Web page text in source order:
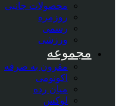
محصولات جانبی
روزمره
رسمی
ورزشی
مجموعه
مقرون به صرفه
اکونومی
میان رده
لوکس